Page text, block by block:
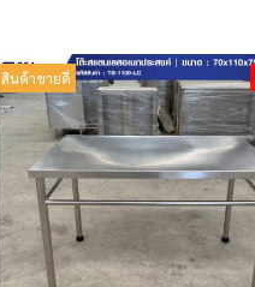
สินค้าขายดี